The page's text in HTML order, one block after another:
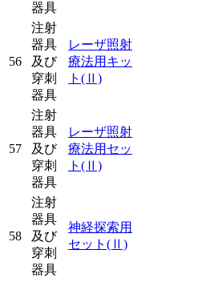
器具
56
注射
器具
及び
穿刺
器具
レーザ照射
療法用キッ
ト (Ⅱ)
57
注射
器具
及び
穿刺
器具
レーザ照射
療法用セッ
ト (Ⅱ)
58
注射
器具
及び
穿刺
器具
神経探索用
セット (Ⅱ)